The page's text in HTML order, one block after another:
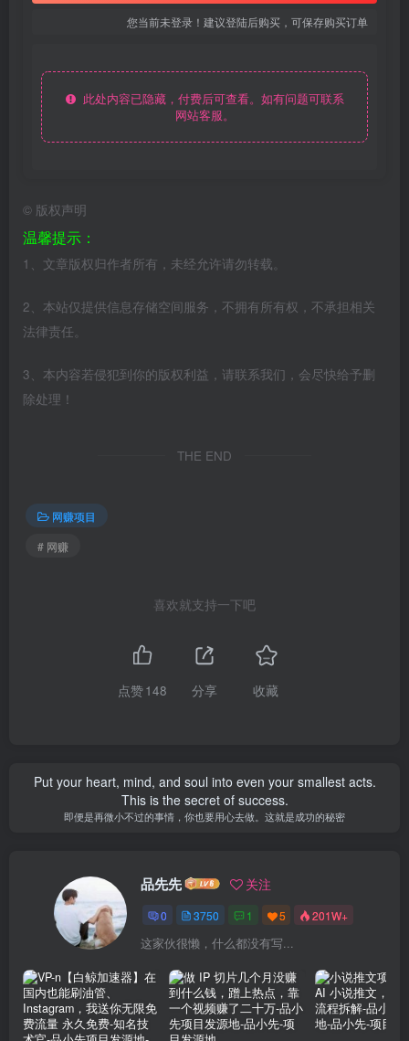
您当前未登录！建议登陆后购买，可保存购买订单
此处内容已隐藏，付费后可查看。如有问题可联系
网站客服。
© 版权声明
温馨提示：
1、文章版权归作者所有，未经允许请勿转载。
2、本站仅提供信息存储空间服务，不拥有所有权，不承担相关
法律责任。
3、本内容若侵犯到你的版权利益，请联系我们，会尽快给予删
除处理！
THE END
网赚项目
# 网赚
喜欢就支持一下吧
点赞148 分享 收藏
Put your heart, mind, and soul into even your smallest acts.
This is the secret of success.
即便是再微小不过的事情，你也要用心去做。这就是成功的秘密
品先先 关注
0 3750 1 5 201W+
这家伙很懒，什么都没有写...